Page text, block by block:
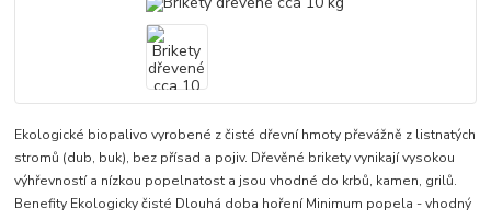
Ekologické biopalivo vyrobené z čisté dřevní hmoty převážně z listnatých
stromů (dub, buk), bez přísad a pojiv. Dřevěné brikety vynikají vysokou
výhřevností a nízkou popelnatost a jsou vhodné do krbů, kamen, grilů.
Benefity Ekologicky čisté Dlouhá doba hoření Minimum popela - vhodný